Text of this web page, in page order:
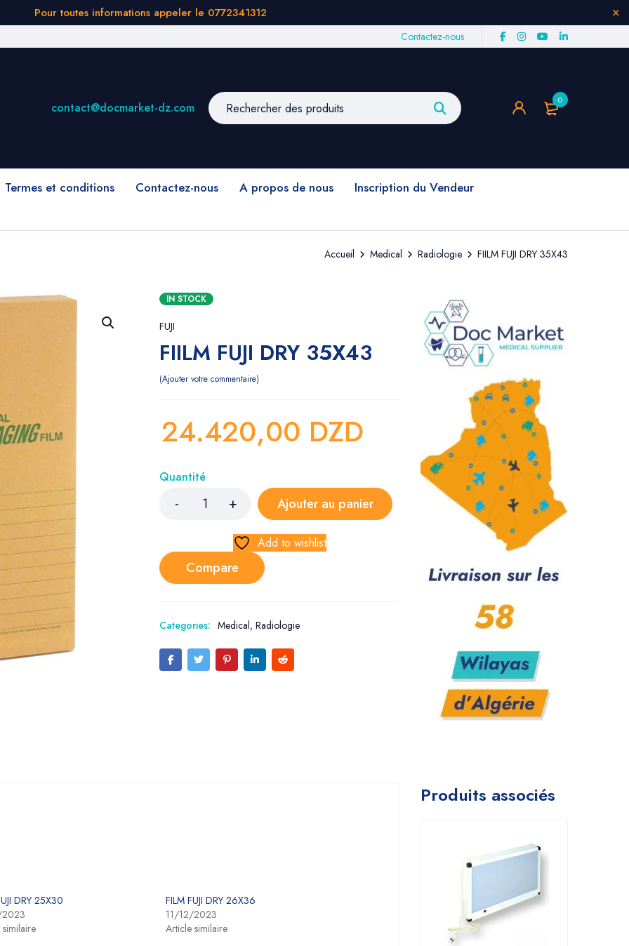
Pour toutes informations appeler le 0772341312
Contactez-nous
0
contact@docmarket-dz.com
Termes et conditions Contactez-nous A propos de nous Inscription du Vendeur
Accueil Medical Radiologie FIILM FUJI DRY 35X43
IN STOCK
FUJI
FIILM FUJI DRY 35X43
Ajouter votre commentaire
24.420,00 DZD
Quantité
Ajouter au panier
Add to wishlist
Compare
Categories: Medical, Radiologie
DRY 25X30
FILM FUJI DRY 26X36
11/12/2023
Article similaire
Produits associés